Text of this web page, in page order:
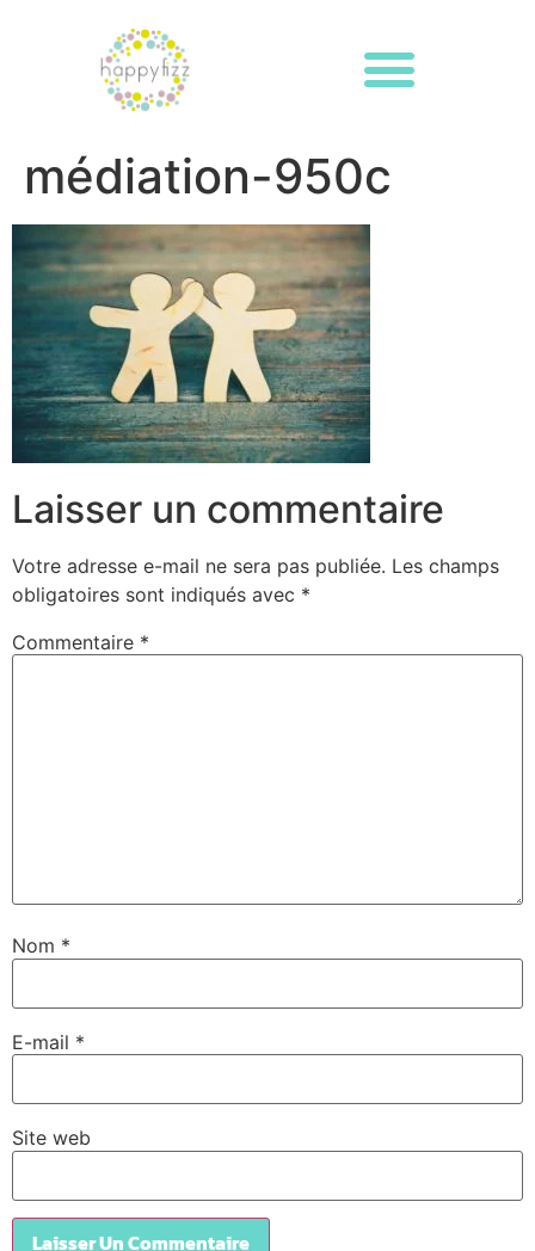
médiation-950c
Laisser un commentaire
Votre adresse e-mail ne sera pas publiée. Les champs
obligatoires sont indiqués avec *
Commentaire *
Nom *
E-mail *
Site web